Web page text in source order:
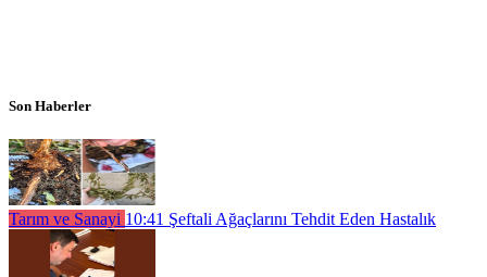
Son Haberler
Tarım ve Sanayi 10:41 Şeftali Ağaçlarını Tehdit Eden Hastalık